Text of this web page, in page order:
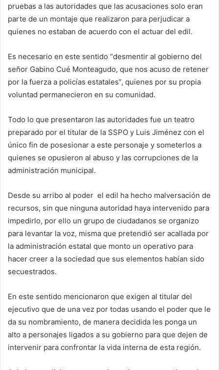
pruebas a las autoridades que las acusaciones solo eran
parte de un montaje que realizaron para perjudicar a
quienes no estaban de acuerdo con el actuar del edil.
Es necesario en este sentido “desmentir al gobierno del
señor Gabino Cué Monteagudo, que nos acuso de retener
por la fuerza a policías estatales”, quienes por su propia
voluntad permanecieron en su comunidad.
Todo lo que presentaron las autoridades fue un teatro
preparado por el titular de la SSPO y Luis Jiménez con el
único fin de posesionar a este personaje y someterlos a
quienes se opusieron al abuso y las corrupciones de la
administración municipal.
Desde su arribo al poder el edil ha hecho malversación de
recursos, sin que ninguna autoridad haya intervenido para
impedirlo, por ello un grupo de ciudadanos se organizo
para levantar la voz, misma que pretendió ser acallada por
la administración estatal que monto un operativo para
hacer creer a la sociedad que sus elementos habían sido
secuestrados.
En este sentido mencionaron que exigen al titular del
ejecutivo que de una vez por todas usando el poder que le
da su nombramiento, de manera decidida les ponga un
alto a personajes ligados a su gobierno para que dejen de
intervenir para confrontar la vida interna de esta región.